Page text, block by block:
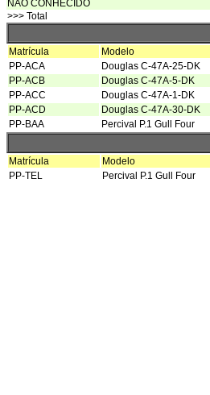
NÃO CONHECIDO
>>> Total
Matrícula Modelo
PP-ACA
Douglas C-47A-25-DK
PP-ACB
Douglas C-47A-5-DK
PP-ACC
Douglas C-47A-1-DK
PP-ACD
Douglas C-47A-30-DK
PP-BAA
Percival P.1 Gull Four
Matrícula Modelo
PP-TEL
Percival P.1 Gull Four